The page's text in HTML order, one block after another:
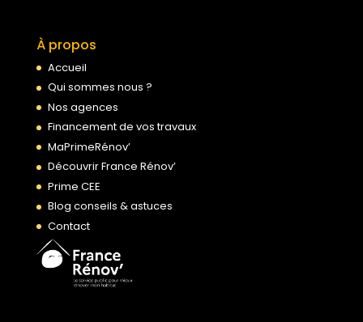
À propos
Accueil
Qui sommes nous ?
Nos agences
Financement de vos travaux
MaPrimeRénov’
Découvrir France Rénov’
Prime CEE
Blog conseils & astuces
Contact